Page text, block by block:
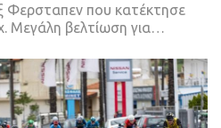
Φερσταπεν που κατέκτησε
Μεγάλη βελτίωση για